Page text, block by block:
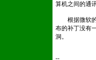
算机之间的通
根据微软的
布的补丁没有
洞。
--